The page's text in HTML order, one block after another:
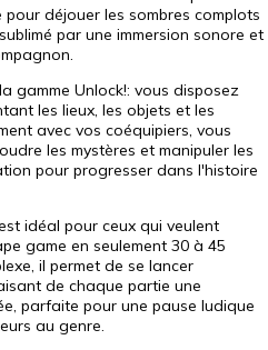
déjouer les sombres complots
par une immersion sonore et
gamme Unlock!: vous disposez
les lieux, les objets et les
avec vos coéquipiers, vous
les mystères et manipuler les
pour progresser dans l'histoire
idéal pour ceux qui veulent
game en seulement 30 à 45
il permet de se lancer
de chaque partie une
parfaite pour une pause ludique
au genre.